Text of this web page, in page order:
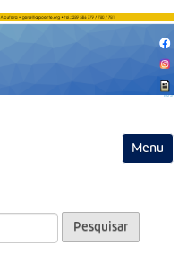
Toggle